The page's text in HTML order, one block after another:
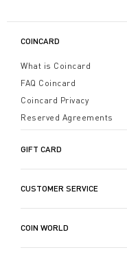
COINCARD
What is Coincard
FAQ Coincard
Coincard Privacy
Reserved Agreements
GIFT CARD
CUSTOMER SERVICE
COIN WORLD